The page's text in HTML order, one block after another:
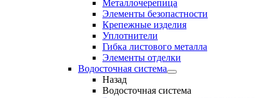
Металлочерепица
Элементы безопастности
Крепежные изделия
Уплотнители
Гибка листового металла
Элементы отделки
Водосточная система
Назад
Водосточная система